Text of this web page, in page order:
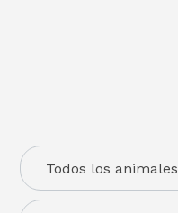
Todos los animales